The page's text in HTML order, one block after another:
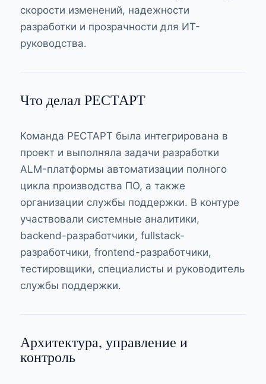
скорости изменений, надежности
разработки и прозрачности для ИТ-
руководства.
Что делал РЕСТАРТ
Команда РЕСТАРТ была интегрирована в
проект и выполняла задачи разработки
ALM-платформы автоматизации полного
цикла производства ПО, а также
организации службы поддержки. В контуре
участвовали системные аналитики,
backend-разработчики, fullstack-
разработчики, frontend-разработчики,
тестировщики, специалисты и руководитель
службы поддержки.
Архитектура, управление и
контроль